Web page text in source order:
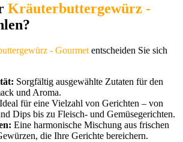
Kräuterbuttergewürz -
- Gourmet entscheiden Sie sich
Sorgfältig ausgewählte Zutaten für den
und Aroma.
Ideal für eine Vielzahl von Gerichten – von
Dips bis zu Fleisch- und Gemüsegerichten.
Eine harmonische Mischung aus frischen
die Ihre Gerichte bereichern.